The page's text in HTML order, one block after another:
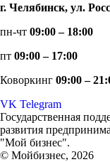
г. Челябинск, ул.
пн-чт 09:00 – 18:00
пт 09:00 – 17:00
Коворкинг 09:00 –
VK Telegram
Государственная
развития
"Мой бизнес".
© Мойбизнес, 2026